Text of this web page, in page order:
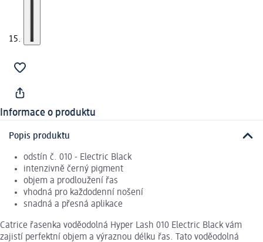
Informace o produktu
Popis produktu
odstín č. 010 - Electric Black
intenzivně černý pigment
objem a prodloužení řas
vhodná pro každodenní nošení
snadná a přesná aplikace
Catrice řasenka voděodolná Hyper Lash 010 Electric Black vám
zajistí perfektní objem a výraznou délku řas. Tato voděodolná